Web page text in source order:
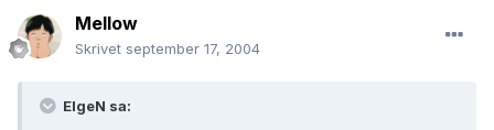
Mellow
Skrivet september 17, 2004
ElgeN sa: